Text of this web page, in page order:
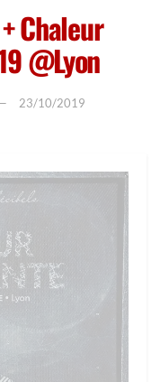
Chaleur
@Lyon
23/10/2019